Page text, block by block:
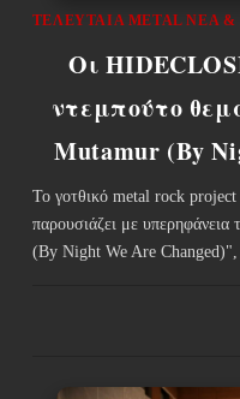
ΤΕΛΕΥΤΑΊΑ METAL ΝΈΑ &
Οι
ντεμπούτο
Mutamur (By
Το γοτθικό metal rock
παρουσιάζει με
(By Night We Are